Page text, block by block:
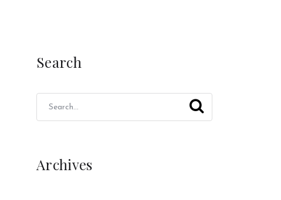
Search
Archives